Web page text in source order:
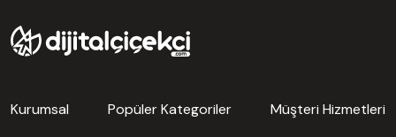
Kurumsal Popüler Kategoriler Müşteri Hizmetleri